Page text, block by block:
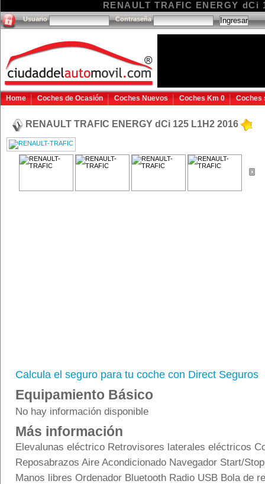
RENAULT TRAFIC ENERGY
Usuario Contraseña
Home Coches de Ocasión Coches Nuevos Coches Km 0 Coches
RENAULT TRAFIC ENERGY dCi 125 L1H2 2016
Calcula el seguro para tu coche con Direct Seguros
Equipamiento Básico
No hay información disponible
Más información
Elevalunas eléctrico Retrovisores laterales eléctricos
Reposabrazos Aire Acondicionado Navegador Start/
Manos libres Ordenador Bluetooth Radio USB Bola de